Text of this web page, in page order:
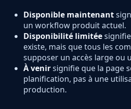
Disponible maintenant
un workflow produit actuel.
Disponibilité limitée
existe, mais que tous les
supposer un accès large ou
À venirsignifie que la page
planification, pas à une
production.